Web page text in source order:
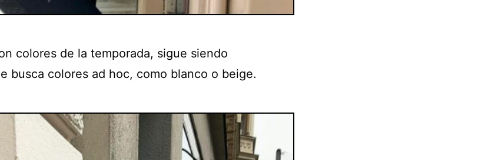
colores de la temporada, sigue siendo
busca colores ad hoc, como blanco o beige.